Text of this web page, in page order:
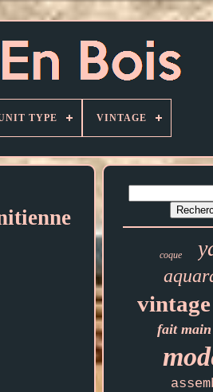
TYPE VINTAGE
coque
vintage
fait main